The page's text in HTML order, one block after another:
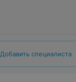
Добавить специалиста